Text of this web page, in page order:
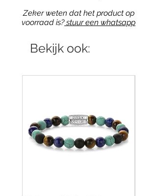
Zeker weten dat het product op
voorraad is?stuur een whatsapp
Bekijk ook: